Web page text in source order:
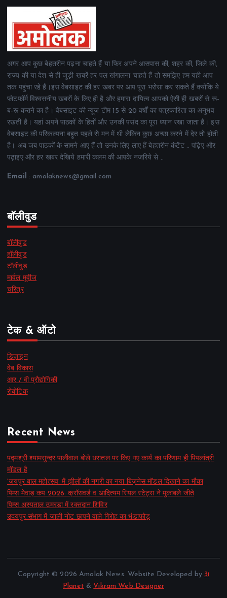
अगर आप कुछ बेहतरीन पढ़ना चाहते हैं या फिर अपने आसपास की, शहर की, जिले की,
राज्य की या देश से ही जुड़ी खबरें हर पल खंगालना चाहते हैं तो समझिए हम यही आप
तक पहुंचा रहे हैं।इस वेबसाइट की हर खबर पर आप पूरा भरोसा कर सकते हैं क्योंकि ये
प्लेटफॉर्म विश्वसनीय खबरों के लिए ही है और हमारा दायित्व आपको ऐसी ही खबरों से रू-
ब-रू कराने का है। वेबसाइट की न्यूज टीम 15 से 20 वर्षों का पत्रकारिता का अनुभव
रखती है। यहां अपने पाठकों के हितों और उनकी पसंद का पूरा ध्यान रखा जाता है। इस
वेबसाइट की परिकल्पना बहुत पहले से मन में थी लेकिन कुछ अच्छा करने में देर तो होती
है। अब जब पाठकों के सामने आए हैं तो उनके लिए लाए हैं बेहतरीन कंटेंट .. पढ़िए और
पढ़ाइए और हर खबर देखिये हमारी कलम की आपके नजरिये से ..
Email : amolaknews@gmail.com
बॉलीवुड
बॉलीवुड
हॉलीवुड
टॉलीवुड
मार्वल मूवीज
चरित्र
टेक & ऑटो
डिज़ाइन
वेब विकास
आर / वी प्रौद्योगिकी
रोबोटिक
Recent News
पद्मश्री श्यामसुन्दर पालीवाल बोले धरातल पर किए गए कार्य का परिणाम ही पिपलांत्री
मॉडल है
‘जयपुर बाल महोत्सव’ में झीलों की नगरी का नया बिज़नेस मॉडल दिखाने का मौका
पिम्स मेवाड़ कप 2026: क्रॉसवर्ड व आदित्यम रियल स्टेट्स ने मुकाबले जीते
पिम्स अस्पताल उमरडा में रक्तदान शिविर
उदयपुर संभाग में जाली नोट छापने वाले गिरोह का भंडाफोड़
Copyright © 2026 Amolak News. Website Developed by 3i
Planet & Vikram Web Designer